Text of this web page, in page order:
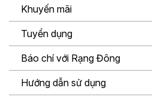
Khuyến mãi
Tuyển dụng
Báo chí với Rạng Đông
Hướng dẫn sử dụng